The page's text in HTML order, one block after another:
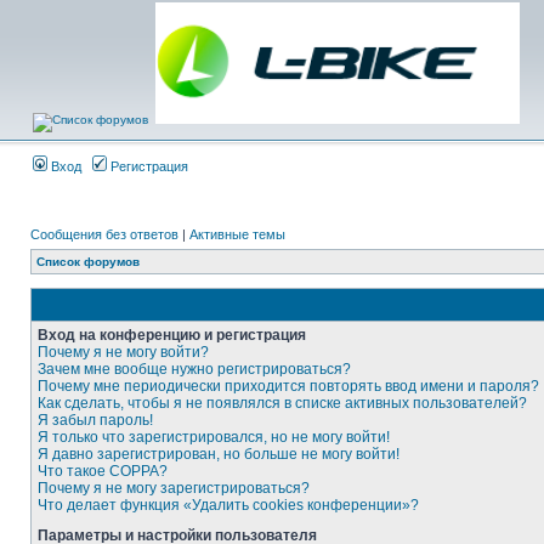
Вход Регистрация
Сообщения без ответов | Активные темы
Список форумов
Вход на конференцию и регистрация
Почему я не могу войти?
Зачем мне вообще нужно регистрироваться?
Почему мне периодически приходится повторять ввод имени и пароля?
Как сделать, чтобы я не появлялся в списке активных пользователей?
Я забыл пароль!
Я только что зарегистрировался, но не могу войти!
Я давно зарегистрирован, но больше не могу войти!
Что такое COPPA?
Почему я не могу зарегистрироваться?
Что делает функция «Удалить cookies конференции»?
Параметры и настройки пользователя